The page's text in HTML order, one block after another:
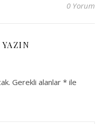
0 Yorum
YAZIN
Gerekli alanlar * ile